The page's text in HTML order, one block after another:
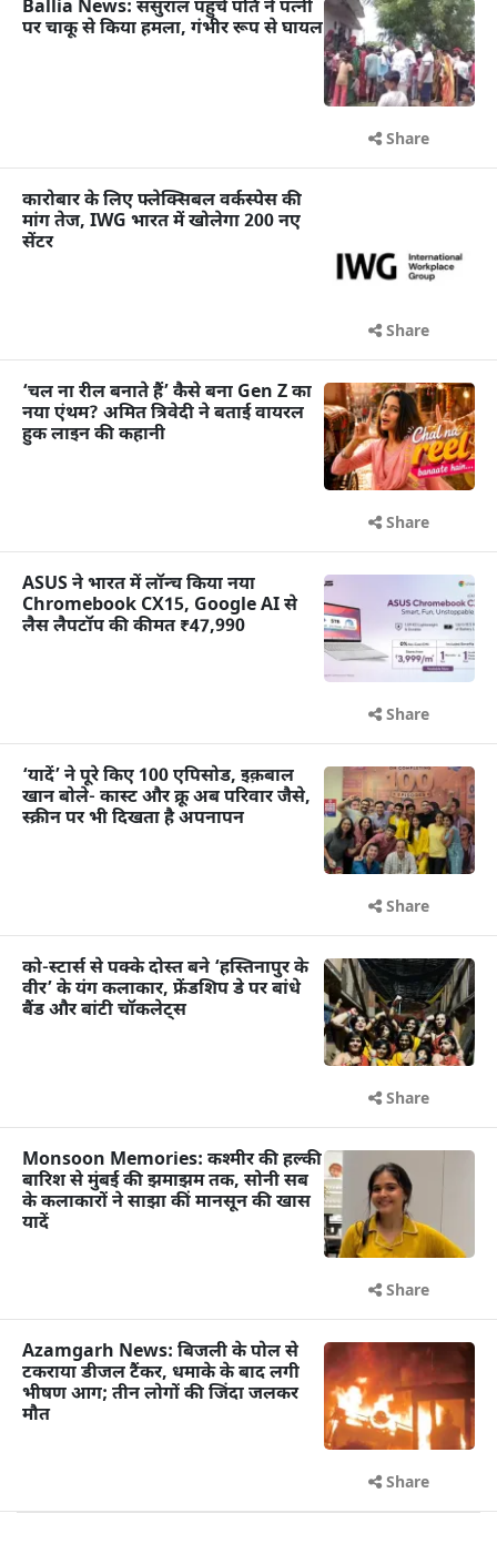
Ballia News: ससुराल पहुंचे पति ने पत्नी
पर चाकू से किया हमला, गंभीर रूप से घायल
Share
कारोबार के लिए फ्लेक्सिबल वर्कस्पेस की
मांग तेज, IWG भारत में खोलेगा 200 नए
सेंटर
Share
‘चल ना रील बनाते हैं’ कैसे बना Gen Z का
नया एंथम? अमित त्रिवेदी ने बताई वायरल
हुक लाइन की कहानी
Share
ASUS ने भारत में लॉन्च किया नया
Chromebook CX15, Google AI से
लैस लैपटॉप की कीमत ₹47,990
Share
‘यादें’ ने पूरे किए 100 एपिसोड, इक़बाल
खान बोले- कास्ट और क्रू अब परिवार जैसे,
स्क्रीन पर भी दिखता है अपनापन
Share
को-स्टार्स से पक्के दोस्त बने ‘हस्तिनापुर के
वीर’ के यंग कलाकार, फ्रेंडशिप डे पर बांधे
बैंड और बांटी चॉकलेट्स
Share
Monsoon Memories: कश्मीर की हल्की
बारिश से मुंबई की झमाझम तक, सोनी सब
के कलाकारों ने साझा कीं मानसून की खास
यादें
Share
Azamgarh News: बिजली के पोल से
टकराया डीजल टैंकर, धमाके के बाद लगी
भीषण आग; तीन लोगों की जिंदा जलकर
मौत
Share